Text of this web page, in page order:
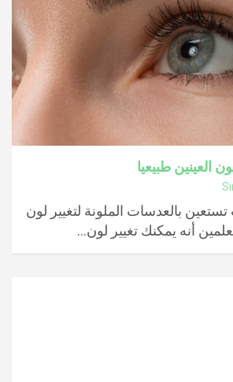
العينين طبيعيا
تستعين بالعدسات الملونة لتغيير لون
أنه يمكنك تغيير لون…